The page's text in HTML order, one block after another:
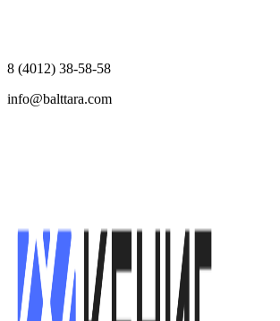
8 (4012) 38-58-58
info@balttara.com